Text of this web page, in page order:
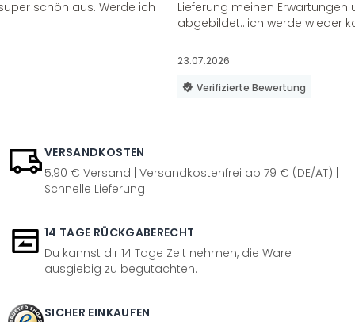
schön aus. Werde ich
Lieferung meinen Erwartungen
abgebildet...ich werde wieder
23.07.2026
Verifizierte Bewertung
VERSANDKOSTEN
5,90 € Versand | Versandkostenfrei ab 79 € (DE/AT) |
Schnelle Lieferung
14 TAGE RÜCKGABERECHT
Du kannst dir 14 Tage Zeit nehmen, die Ware
ausgiebig zu begutachten.
SICHER EINKAUFEN